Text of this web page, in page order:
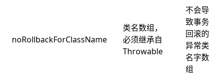
noRollbackForClassName
类名数组，
必须继承自
Throwable
不会导
致事务
回滚的
异常类
名字数
组